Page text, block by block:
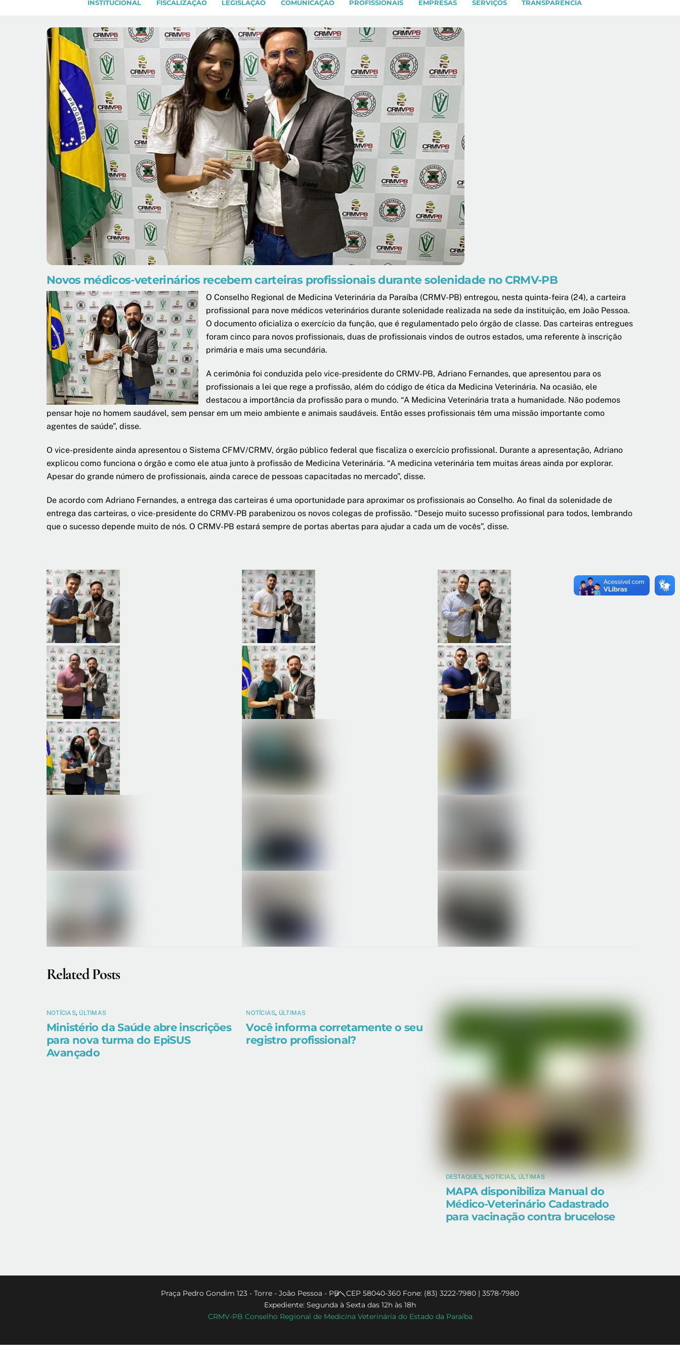
INSTITUCIONAL FISCALIZAÇÃO LEGISLAÇÃO COMUNICAÇÃO PROFISSIONAIS EMPRESAS SERVIÇOS TRANSPARÊNCIA
Novos médicos-veterinários recebem carteiras profissionais durante solenidade no CRMV-PB
O Conselho Regional de Medicina Veterinária da Paraíba (CRMV-PB) entregou, nesta quinta-feira (24), a carteira
profissional para nove médicos veterinários durante solenidade realizada na sede da instituição, em João Pessoa.
O documento oficializa o exercício da função, que é regulamentado pelo órgão de classe. Das carteiras entregues
foram cinco para novos profissionais, duas de profissionais vindos de outros estados, uma referente à inscrição
primária e mais uma secundária.
A cerimônia foi conduzida pelo vice-presidente do CRMV-PB, Adriano Fernandes, que apresentou para os
profissionais a lei que rege a profissão, além do código de ética da Medicina Veterinária. Na ocasião, ele
destacou a importância da profissão para o mundo. “A Medicina Veterinária trata a humanidade. Não podemos
pensar hoje no homem saudável, sem pensar em um meio ambiente e animais saudáveis. Então esses profissionais têm uma missão importante como
agentes de saúde”, disse.
O vice-presidente ainda apresentou o Sistema CFMV/CRMV, órgão público federal que fiscaliza o exercício profissional. Durante a apresentação, Adriano
explicou como funciona o órgão e como ele atua junto à profissão de Medicina Veterinária. “A medicina veterinária tem muitas áreas ainda por explorar.
Apesar do grande número de profissionais, ainda carece de pessoas capacitadas no mercado”, disse.
De acordo com Adriano Fernandes, a entrega das carteiras é uma oportunidade para aproximar os profissionais ao Conselho. Ao final da solenidade de
entrega das carteiras, o vice-presidente do CRMV-PB parabenizou os novos colegas de profissão. “Desejo muito sucesso profissional para todos, lembrando
que o sucesso depende muito de nós. O CRMV-PB estará sempre de portas abertas para ajudar a cada um de vocês”, disse.
Related Posts
NOTÍCIAS, ÚLTIMAS
Ministério da Saúde abre inscrições
para nova turma do EpiSUS
Avançado
NOTÍCIAS, ÚLTIMAS
Você informa corretamente o seu
registro profissional?
DESTAQUES, NOTÍCIAS, ÚLTIMAS
MAPA disponibiliza Manual do
Médico-Veterinário Cadastrado
para vacinação contra brucelose
Back
To
Top
Praça Pedro Gondim 123 - Torre - João Pessoa - PB - CEP 58040-360 Fone: (83) 3222-7980 | 3578-7980
Expediente: Segunda à Sexta das 12h às 18h
CRMV-PB Conselho Regional de Medicina Veterinária do Estado da Paraíba